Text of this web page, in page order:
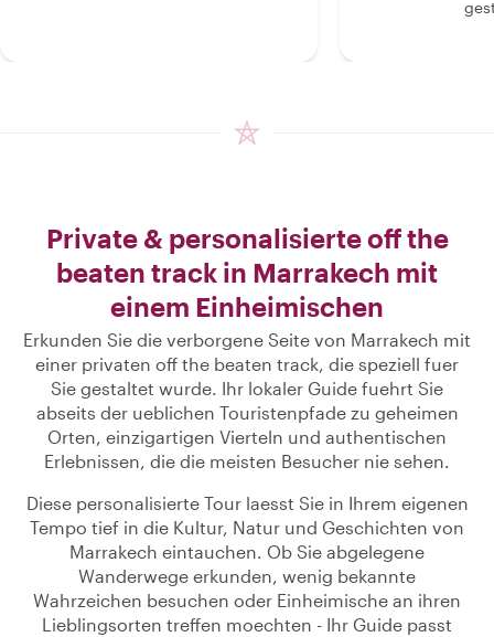
Private & personalisierte off the
beaten track in Marrakech mit
einem Einheimischen
Erkunden Sie die verborgene Seite von Marrakech mit
einer privaten off the beaten track, die speziell fuer
Sie gestaltet wurde. Ihr lokaler Guide fuehrt Sie
abseits der ueblichen Touristenpfade zu geheimen
Orten, einzigartigen Vierteln und authentischen
Erlebnissen, die die meisten Besucher nie sehen.
Diese personalisierte Tour laesst Sie in Ihrem eigenen
Tempo tief in die Kultur, Natur und Geschichten von
Marrakech eintauchen. Ob Sie abgelegene
Wanderwege erkunden, wenig bekannte
Wahrzeichen besuchen oder Einheimische an ihren
Lieblingsorten treffen moechten - Ihr Guide passt